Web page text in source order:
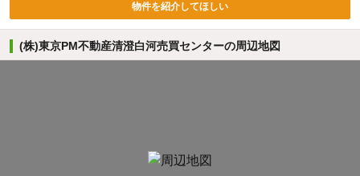
物件を紹介してほしい
(株)東京PM不動産清澄白河売買センターの周辺地図